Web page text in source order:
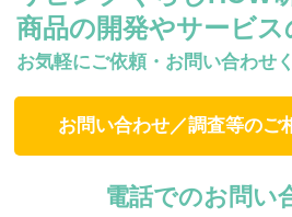
商品の開発やサービ
お気軽にご依頼・お問い合わせ
お問い合わせ／調査等のご
電話でのお問い